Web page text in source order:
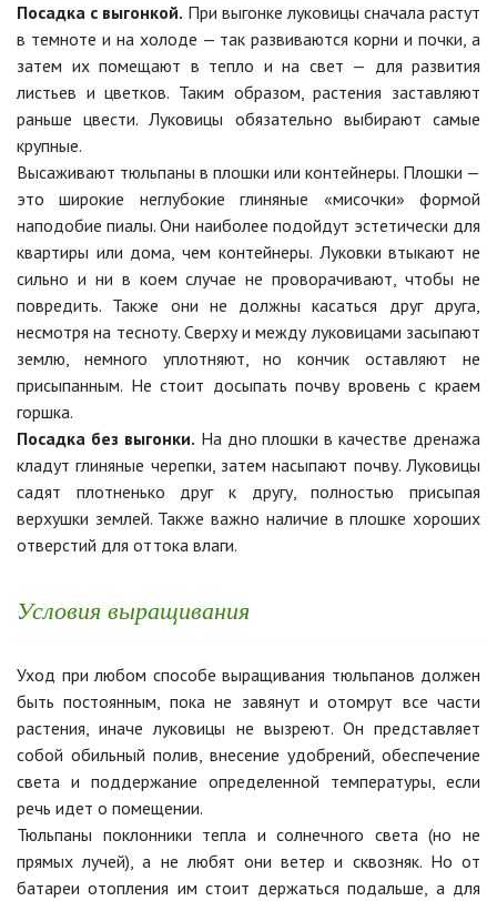
Посадка с выгонкой. При выгонке луковицы сначала растут
в темноте и на холоде — так развиваются корни и почки, а
затем их помещают в тепло и на свет — для развития
листьев и цветков. Таким образом, растения заставляют
раньше цвести. Луковицы обязательно выбирают самые
крупные.
Высаживают тюльпаны в плошки или контейнеры. Плошки —
это широкие неглубокие глиняные «мисочки» формой
наподобие пиалы. Они наиболее подойдут эстетически для
квартиры или дома, чем контейнеры. Луковки втыкают не
сильно и ни в коем случае не проворачивают, чтобы не
повредить. Также они не должны касаться друг друга,
несмотря на тесноту. Сверху и между луковицами засыпают
землю, немного уплотняют, но кончик оставляют не
присыпанным. Не стоит досыпать почву вровень с краем
горшка.
Посадка без выгонки. На дно плошки в качестве дренажа
кладут глиняные черепки, затем насыпают почву. Луковицы
садят плотненько друг к другу, полностью присыпая
верхушки землей. Также важно наличие в плошке хороших
отверстий для оттока влаги.
Условия выращивания
Уход при любом способе выращивания тюльпанов должен
быть постоянным, пока не завянут и отомрут все части
растения, иначе луковицы не вызреют. Он представляет
собой обильный полив, внесение удобрений, обеспечение
света и поддержание определенной температуры, если
речь идет о помещении.
Тюльпаны поклонники тепла и солнечного света (но не
прямых лучей), а не любят они ветер и сквозняк. Но от
батареи отопления им стоит держаться подальше, а для